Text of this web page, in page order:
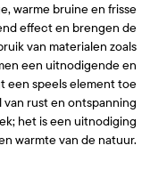
warme bruine en frisse
effect en brengen de
van materialen zoals
een uitnodigende en
een speels element toe
rust en ontspanning
het is een uitnodiging
warmte van de natuur.